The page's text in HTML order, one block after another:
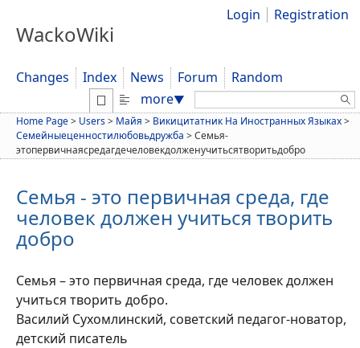
WackoWiki
Login Registration
Changes Index News Forum
Random
more▼ Search:
Home Page> Users> Майя > Викицитатник На Иностранных Языках>
Семейныеценностилюбовьдружба >Семья-
этопервичнаясредагдечеловекдолженучитьсятворитьдобро
Семья - это первичная среда, где
человек должен учиться творить
добро
Семья – это первичная среда, где человек должен
учиться творить добро.
Василий Сухомлинский, советский педагог-новатор,
детский писатель